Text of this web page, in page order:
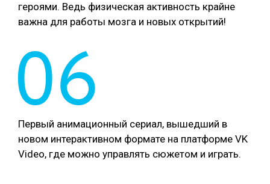
героями. Ведь физическая активность крайне
важна для работы мозга и новых открытий!
06
Первый анимационный сериал, вышедший в
новом интерактивном формате на платформе VK
Video, где можно управлять сюжетом и играть.